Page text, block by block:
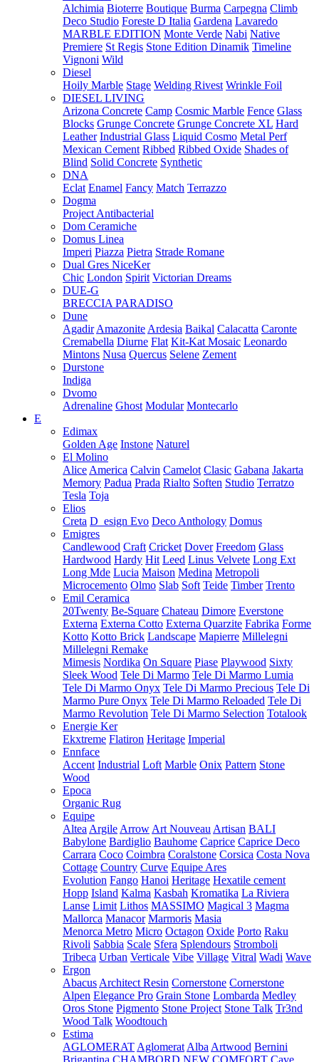
Alchimia Bioterre Boutique Burma Carpegna Climb
Deco Studio Foreste D Italia Gardena Lavaredo
MARBLE EDITION Monte Verde Nabi Native
Premiere St Regis Stone Edition Dinamik Timeline
Vignoni Wild
Diesel
Hoily Marble Stage Welding Rivest Wrinkle Foil
DIESEL LIVING
Arizona Concrete Camp Cosmic Marble Fence Glass
Blocks Grunge Concrete Grunge Concrete XL Hard
Leather Industrial Glass Liquid Cosmo Metal Perf
Mexican Cement Ribbed Ribbed Oxide Shades of
Blind Solid Concrete Synthetic
DNA
Eclat Enamel Fancy Match Terrazzo
Dogma
Project Antibacterial
Dom Ceramiche
Domus Linea
Imperi Piazza Pietra Strade Romane
Dual Gres NiceKer
Chic London Spirit Victorian Dreams
DUE-G
BRECCIA PARADISO
Dune
Agadir Amazonite Ardesia Baikal Calacatta Caronte
Cremabella Diurne Flat Kit-Kat Mosaic Leonardo
Mintons Nusa Quercus Selene Zement
Durstone
Indiga
Dvomo
Adrenaline Ghost Modular Montecarlo
E
Edimax
Golden Age Instone Naturel
El Molino
Alice America Calvin Camelot Clasic Gabana Jakarta
Memory Padua Prada Rialto Soften Studio Terratzo
Tesla Toja
Elios
Creta D_esign Evo Deco Anthology Domus
Emigres
Candlewood Craft Cricket Dover Freedom Glass
Hardwood Hardy Hit Leed Linus Velvete Long Ext
Long Mde Lucia Maison Medina Metropoli
Microcemento Olmo Slab Soft Teide Timber Trento
Emil Ceramica
20Twenty Be-Square Chateau Dimore Everstone
Externa Externa Cotto Externa Quarzite Fabrika Forme
Kotto Kotto Brick Landscape Mapierre Millelegni
Millelegni Remake
Mimesis Nordika On Square Piase Playwood Sixty
Sleek Wood Tele Di Marmo Tele Di Marmo Lumia
Tele Di Marmo Onyx Tele Di Marmo Precious Tele Di
Marmo Pure Onyx Tele Di Marmo Reloaded Tele Di
Marmo Revolution Tele Di Marmo Selection Totalook
Energie Ker
Ekxtreme Flatiron Heritage Imperial
Ennface
Accent Industrial Loft Marble Onix Pattern Stone
Wood
Epoca
Organic Rug
Equipe
Altea Argile Arrow Art Nouveau Artisan BALI
Babylone Bardiglio Bauhome Caprice Caprice Deco
Carrara Coco Coimbra Coralstone Corsica Costa Nova
Cottage Country Curve Equipe Ares
Evolution Fango Hanoi Heritage Hexatile cement
Hopp Island Kalma Kasbah Kromatika La Riviera
Lanse Limit Lithos MASSIMO Magical 3 Magma
Mallorca Manacor Marmoris Masia
Menorca Metro Micro Octagon Oxide Porto Raku
Rivoli Sabbia Scale Sfera Splendours Stromboli
Tribeca Urban Verticale Vibe Village Vitral Wadi Wave
Ergon
Abacus Architect Resin Cornerstone Cornerstone
Alpen Elegance Pro Grain Stone Lombarda Medley
Oros Stone Pigmento Stone Project Stone Talk Tr3nd
Wood Talk Woodtouch
Estima
AGLOMERAT Aglomerat Alba Artwood Bernini